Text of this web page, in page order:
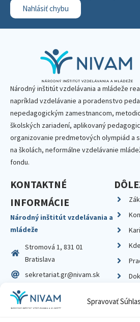
Spravovať Súhlas
Nahlásiť chybu
Národný inštitút vzdelávania a mládeže
napríklad vzdelávanie a poradenstvo
nepedagogickým zamestnancom,
školských zariadení, aplikovaný
organizovanie predmetových olympiád a
na školách, neformálne vzdelávanie
fondu.
KONTAKTNÉ
INFORMÁCIE
Národný inštitút vzdelávania a
mládeže
Stromová 1, 831 01
Bratislava
sekretariat.gr@nivam.sk
IČO: 00164348
DIČ: 2020798714